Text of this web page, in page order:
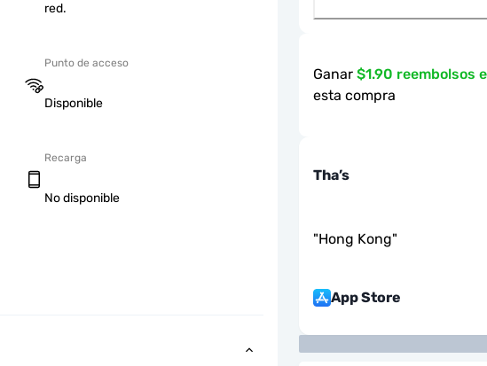
red.
Punto de acceso
Disponible
Recarga
No disponible
Ganar $1.90 reembolsos
esta compra
Tha’s
"Hong Kong"
App Store